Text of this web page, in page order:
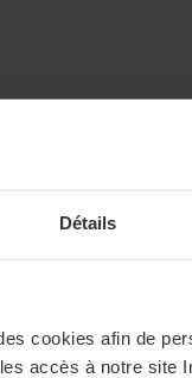
Détails
cookies afin de
accès à notre site